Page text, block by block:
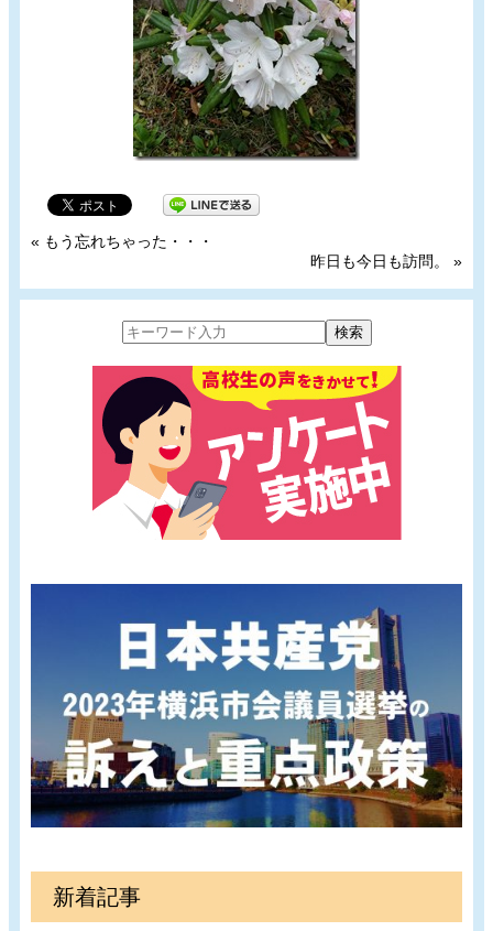
« もう忘れちゃった・・・
昨日も今日も訪問。
»
新着記事